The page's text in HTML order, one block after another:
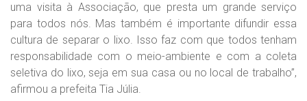
uma visita à Associação, que presta um grande serviço
para todos nós. Mas também é importante difundir essa
cultura de separar o lixo. Isso faz com que todos tenham
responsabilidade com o meio-ambiente e com a coleta
seletiva do lixo, seja em sua casa ou no local de trabalho”,
afirmou a prefeita Tia Júlia.